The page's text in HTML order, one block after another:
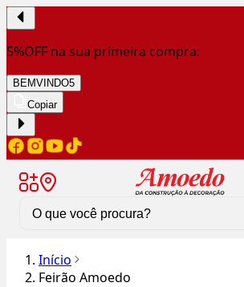
5%OFF na sua primeira compra:
BEMVINDO5
Copiar
Início
Feirão Amoedo